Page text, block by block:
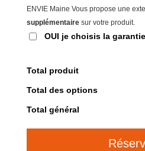
ENVIE Maine Vous propose une
supplémentairesur votre produit.
OUI je choisis la garantie
Total produit
Total des options
Total général